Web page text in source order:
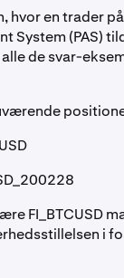
hvor en trader
System (PAS)
de svar-
FI_BTCUSD
i